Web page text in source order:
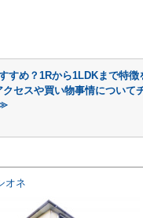
すめ？1Rから1LDKまで特徴
セスや買い物事情について
オネ